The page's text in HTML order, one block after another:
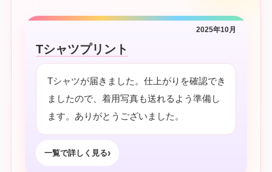
2025年10月
Tシャツプリント
Tシャツが届きました。仕上がりを確認でき
ましたので、着用写真も送れるよう準備し
ます。ありがとうございました。
一覧で詳しく見る